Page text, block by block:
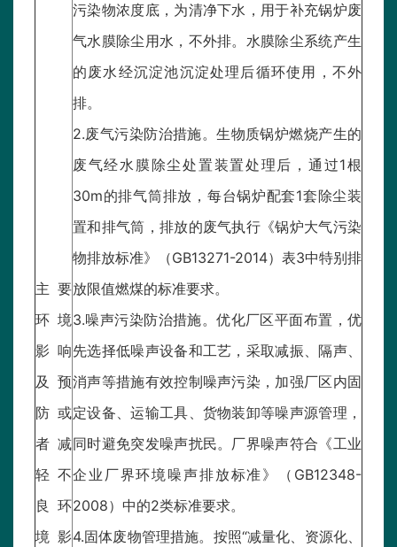
主要
环境
影响
及预
防或
者减
轻不
良环
境影
污染物浓度底，为清净下水，用于补充锅炉废
气水膜除尘用水，不外排。水膜除尘系统产生
的废水经沉淀池沉淀处理后循环使用，不外
排。
2.废气污染防治措施。生物质锅炉燃烧产生的
废气经水膜除尘处置装置处理后，通过1根
30m的排气筒排放，每台锅炉配套1套除尘装
置和排气筒，排放的废气执行《锅炉大气污染
物排放标准》（GB13271-2014）表3中特别排
放限值燃煤的标准要求。
3.噪声污染防治措施。优化厂区平面布置，优
先选择低噪声设备和工艺，采取减振、隔声、
消声等措施有效控制噪声污染，加强厂区内固
定设备、运输工具、货物装卸等噪声源管理，
同时避免突发噪声扰民。厂界噪声符合《工业
企业厂界环境噪声排放标准》（GB12348-
2008）中的2类标准要求。
4.固体废物管理措施。按照“减量化、资源化、